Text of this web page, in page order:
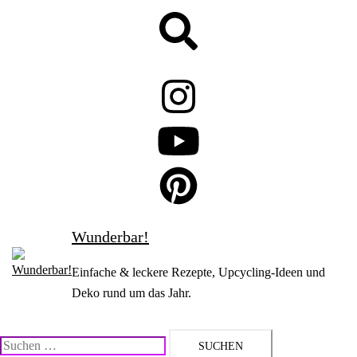
Wunderbar!
Einfache & leckere Rezepte, Upcycling-Ideen und
Deko rund um das Jahr.
Suchen